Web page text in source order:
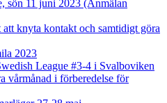
sön 11 juni 2023 (Anmälan
knyta kontakt och samtidigt göra
2023
League #3-4 i Svalboviken
vårmånad i förberedelse för